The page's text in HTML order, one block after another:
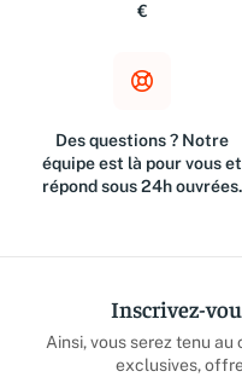
€
Des questions ? Notre
équipe est là pour vous et
répond sous 24h ouvrées.
Inscrivez-
Ainsi, vous serez tenu
exclusives,